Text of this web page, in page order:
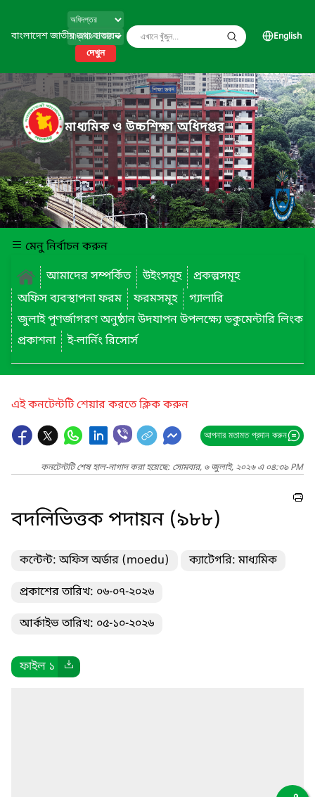
বাংলাদেশ জাতীয় তথ্য বাতায়ন
দেখুন
English
মাধ্যমিক ও উচ্চশিক্ষা অধিদপ্তর
মেনু নির্বাচন করুন
আমাদের সম্পর্কিত
উইংসমূহ
প্রকল্পসমূহ
অফিস ব্যবস্থাপনা ফরম
ফরমসমূহ
গ্যালারি
জুলাই পুণর্জাগরণ অনুষ্ঠান উদযাপন উপলক্ষ্যে ডকুমেন্টারি লিংক
প্রকাশনা
ই-লার্নিং রিসোর্স
এই কনটেন্টটি শেয়ার করতে ক্লিক করুন
আপনার মতামত প্রদান করুন
কনটেন্টটি শেষ হাল-নাগাদ করা হয়েছে: সোমবার, ৬ জুলাই, ২০২৬ এ ০৪:৩৯ PM
বদলিভিত্তক পদায়ন (৯৮৮)
কন্টেন্ট: অফিস অর্ডার (moedu) ক্যাটেগরি: মাধ্যমিক
প্রকাশের তারিখ: ০৬-০৭-২০২৬
আর্কাইভ তারিখ: ০৫-১০-২০২৬
ফাইল ১